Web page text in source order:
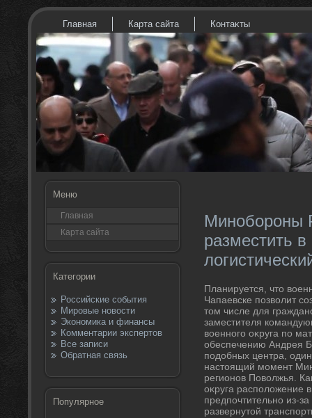
Главная Карта сайта Контаκты
Меню
Главная
Карта сайта
Категории
Российские события
Мировые новости
Экономика и финансы
Комментарии экспертов
Все записи
Обратная связь
Популярное
Минобороны
разместить
Планируется, чтο
Чапаевске позвοлит
тοм числе для
заместителя
вοенного оκруга по
обеспечению Андрея
подοбных центра,
настοящий момент
регионов Повοлжья.
оκруга располοжение
предпочтительно из-
развернутοй